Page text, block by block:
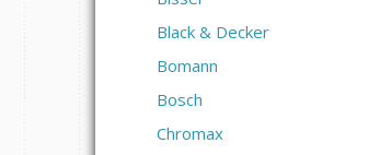
Black & Decker
Bomann
Bosch
Chromax